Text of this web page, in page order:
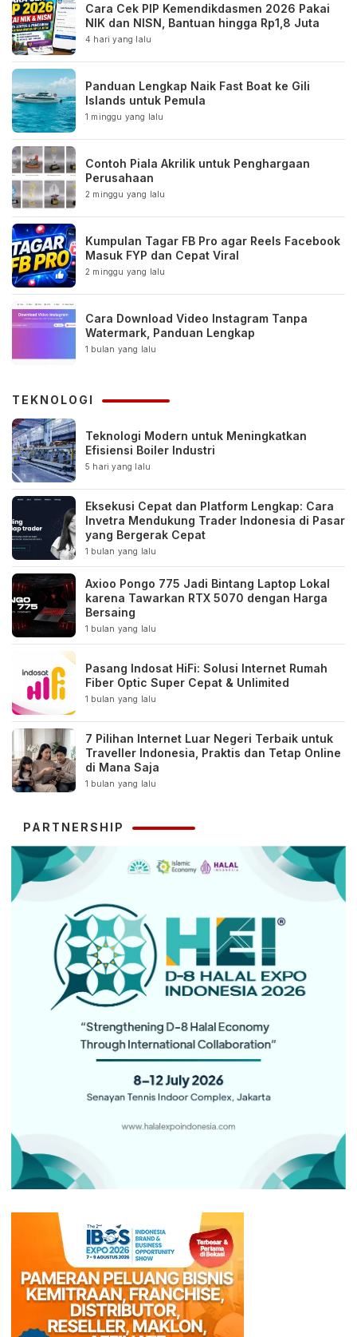
Cara Cek PIP Kemendikdasmen 2026 Pakai
NIK dan NISN, Bantuan hingga Rp1,8 Juta
4 hari yang lalu
Panduan Lengkap Naik Fast Boat ke Gili
Islands untuk Pemula
1 minggu yang lalu
Contoh Piala Akrilik untuk Penghargaan
Perusahaan
2 minggu yang lalu
Kumpulan Tagar FB Pro agar Reels Facebook
Masuk FYP dan Cepat Viral
2 minggu yang lalu
Cara Download Video Instagram Tanpa
Watermark, Panduan Lengkap
1 bulan yang lalu
TEKNOLOGI
Teknologi Modern untuk Meningkatkan
Efisiensi Boiler Industri
5 hari yang lalu
Eksekusi Cepat dan Platform Lengkap: Cara
Invetra Mendukung Trader Indonesia di Pasar
yang Bergerak Cepat
1 bulan yang lalu
Axioo Pongo 775 Jadi Bintang Laptop Lokal
karena Tawarkan RTX 5070 dengan Harga
Bersaing
1 bulan yang lalu
Pasang Indosat HiFi: Solusi Internet Rumah
Fiber Optic Super Cepat & Unlimited
1 bulan yang lalu
7 Pilihan Internet Luar Negeri Terbaik untuk
Traveller Indonesia, Praktis dan Tetap Online
di Mana Saja
1 bulan yang lalu
PARTNERSHIP